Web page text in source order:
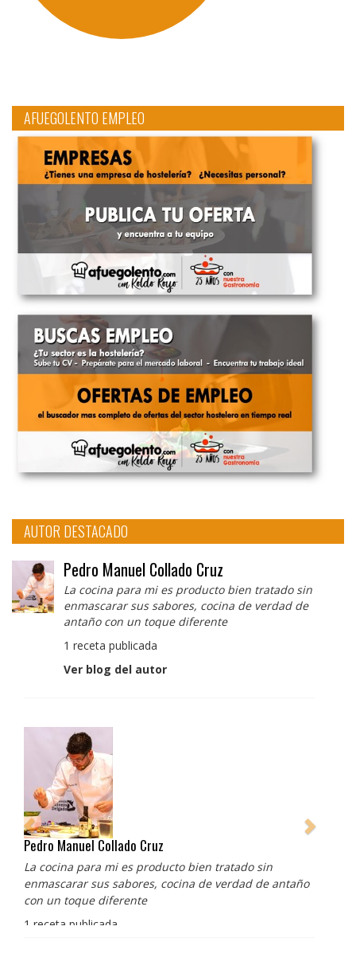
AFUEGOLENTO EMPLEO
AUTOR DESTACADO
Pedro Manuel Collado Cruz
La cocina para mi es producto bien tratado sin
enmascarar sus sabores, cocina de verdad de
antaño con un toque diferente
1 receta publicada
Ver blog del autor
Pedro Manuel Collado Cruz
La cocina para mi es producto bien tratado sin
enmascarar sus sabores, cocina de verdad de antaño
con un toque diferente
1 receta publicada